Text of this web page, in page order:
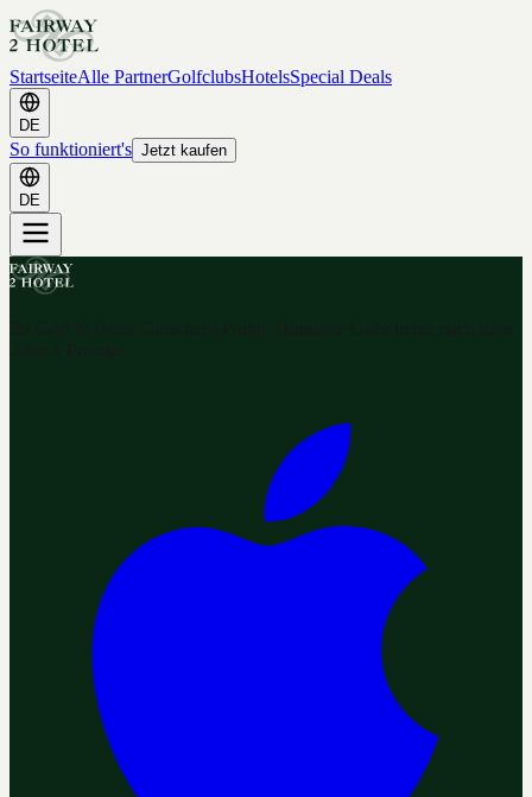
StartseiteAlle PartnerGolfclubsHotelsSpecial Deals
DE
So funktioniert's Jetzt kaufen
DE